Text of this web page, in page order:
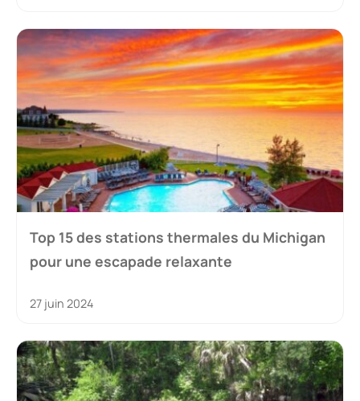
Top 15 des stations thermales du Michigan
pour une escapade relaxante
27 juin 2024